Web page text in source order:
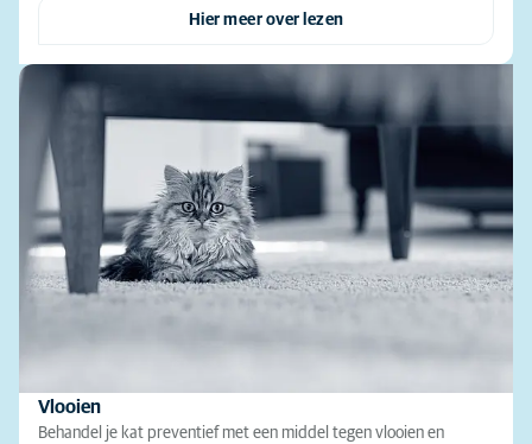
Hier meer over lezen
Vlooien
Behandel je kat preventief met een middel tegen vlooien en